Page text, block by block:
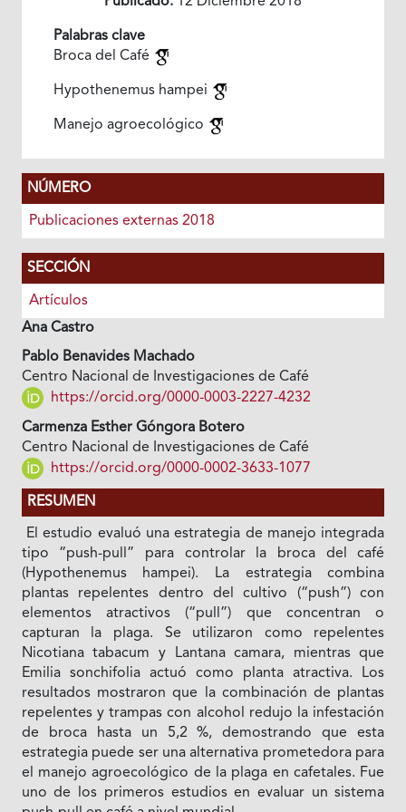
Palabras clave
Broca del Café
Hypothenemus hampei
Manejo agroecológico
NÚMERO
Publicaciones externas 2018
SECCIÓN
Artículos
Ana Castro
Pablo Benavides Machado
Centro Nacional de Investigaciones de Café
https://orcid.org/0000-0003-2227-4232
Carmenza Esther Góngora Botero
Centro Nacional de Investigaciones de Café
https://orcid.org/0000-0002-3633-1077
RESUMEN
El estudio evaluó una estrategia de manejo integrada
tipo “push-pull” para controlar la broca del café
(Hypothenemus hampei). La estrategia combina
plantas repelentes dentro del cultivo (“push”) con
elementos atractivos (“pull”) que concentran o
capturan la plaga. Se utilizaron como repelentes
Nicotiana tabacum y Lantana camara, mientras que
Emilia sonchifolia actuó como planta atractiva. Los
resultados mostraron que la combinación de plantas
repelentes y trampas con alcohol redujo la infestación
de broca hasta un
5,2 %, demostrando que esta
estrategia puede ser una alternativa prometedora para
el manejo agroecológico de la plaga en cafetales. Fue
uno de los primeros estudios en evaluar un sistema